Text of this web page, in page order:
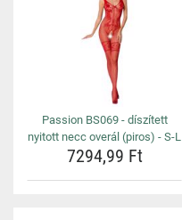
Passion BS069 - díszített
nyitott necc overál (piros) - S-L
7294,99 Ft